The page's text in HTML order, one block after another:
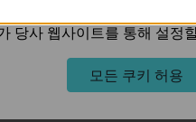
서나 끊김
관심사에 대한 프로필을 생
당사 웹사이트를 통해 설정
모든 쿠키 허용